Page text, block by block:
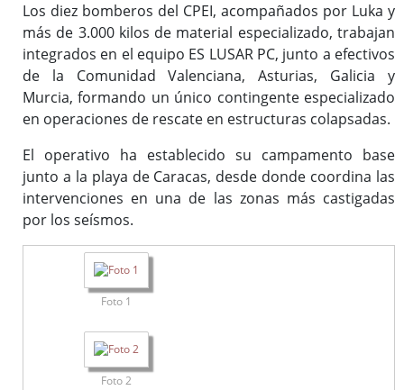
Los diez bomberos del CPEI, acompañados por Luka y
más de 3.000 kilos de material especializado, trabajan
integrados en el equipo ES LUSAR PC, junto a efectivos
de la Comunidad Valenciana, Asturias, Galicia y
Murcia, formando un único contingente especializado
en operaciones de rescate en estructuras colapsadas.
El operativo ha establecido su campamento base
junto a la playa de Caracas, desde donde coordina las
intervenciones en una de las zonas más castigadas
por los seísmos.
Foto 1
Foto 2